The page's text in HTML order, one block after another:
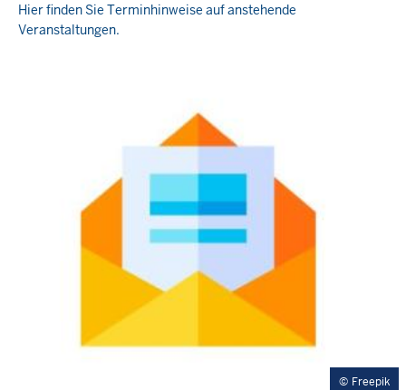
Hier finden Sie Terminhinweise auf anstehende
Veranstaltungen.
Freepik